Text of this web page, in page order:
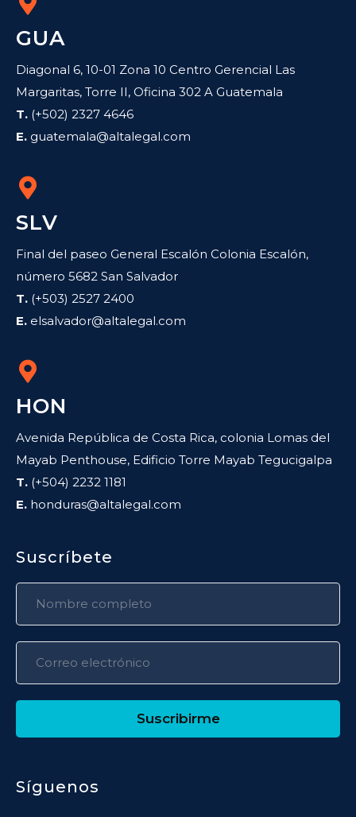
GUA
Diagonal 6, 10-01 Zona 10 Centro Gerencial Las
Margaritas, Torre II, Oficina 302 A Guatemala
T. (+502) 2327 4646
E. guatemala@altalegal.com
SLV
Final del paseo General Escalón Colonia Escalón,
número 5682 San Salvador
T. (+503) 2527 2400
E. elsalvador@altalegal.com
HON
Avenida República de Costa Rica, colonia Lomas del
Mayab Penthouse, Edificio Torre Mayab Tegucigalpa
T. (+504) 2232 1181
E. honduras@altalegal.com
Suscríbete
Suscribirme
Síguenos